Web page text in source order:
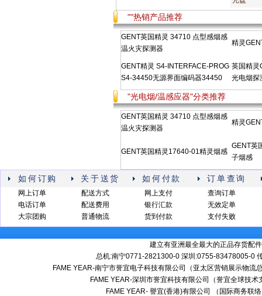
""热销产品推荐
GENT英国精灵 34710 点型感烟感
温火灾探测器
精灵
GENT精灵 S4-INTERFACE-PROG
S4-34450无源界面编码器34450
英国精灵
光电烟探
"光电烟/温感应器"分类推荐
GENT英国精灵 34710 点型感烟感
温火灾探测器
精灵
GENT英国精灵17640-01精灵烟感
GENT英
子烟感
如何订购 关于送货 如何付款 订单查询
网上订单
电话订单
大宗团购
配送方式
配送费用
普通物流
网上支付
银行汇款
货到付款
查询订单
无效定单
支付失败
建立有亚洲最全最大的正品存货配
总机:南宁0771-2821300-0 深圳:0755-83478005-
FAME YEAR-南宁市誉宜电子科技有限公司（亚太区营销展示物
FAME YEAR-深圳市誉宜科技有限公司（誉宜全球技
FAME YEAR- 譽宜(香港)有限公司 （国际商务联